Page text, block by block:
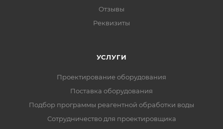
Отзывы
Реквизиты
УСЛУГИ
Проектирование оборудования
Поставка оборудования
Подбор программы реагентной обработки воды
Сотрудничество для проектировщика